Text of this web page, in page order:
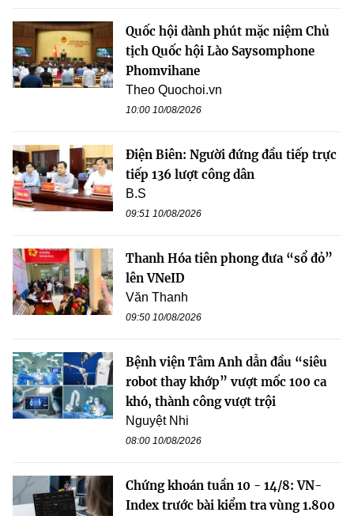
Quốc hội dành phút mặc niệm Chủ
tịch Quốc hội Lào Saysomphone
Phomvihane
Theo Quochoi.vn
10:00 10/08/2026
Điện Biên: Người đứng đầu tiếp trực
tiếp 136 lượt công dân
B.S
09:51 10/08/2026
Thanh Hóa tiên phong đưa “sổ đỏ”
lên VNeID
Văn Thanh
09:50 10/08/2026
Bệnh viện Tâm Anh dẫn đầu “siêu
robot thay khớp” vượt mốc 100 ca
khó, thành công vượt trội
Nguyệt Nhi
08:00 10/08/2026
Chứng khoán tuần 10 - 14/8: VN-
Index trước bài kiểm tra vùng 1.800